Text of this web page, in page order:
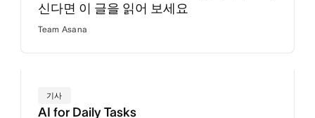
신다면 이 글을 읽어 보세요
Team Asana
기사
AI for Daily Tasks